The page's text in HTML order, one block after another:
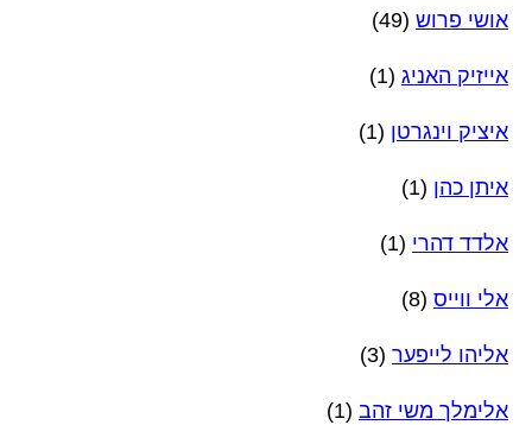
אושי פרוש (49)
אייזיק האניג (1)
איציק וינגרטן (1)
איתן כהן (1)
אלדד דהרי (1)
אלי ווייס (8)
אליהו לייפער (3)
אלימלך משי זהב (1)